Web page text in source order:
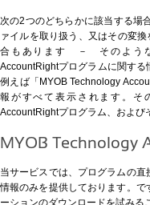
次の2つのどちらかに該当する
ァイルを取り扱う、又はその変
合もあります － そのような
AccountRightプログラムに関す
例えば「MYOB Technology
報がすべて表示されます。そ
AccountRightプログラム、および
MYOB Technology
当サービスでは、プログラムの
情報のみを提供しております。で
ーションのダウンロードを試みる